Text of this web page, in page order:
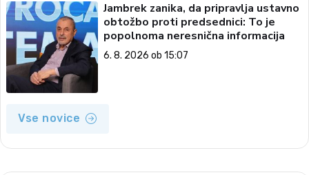
Jambrek zanika, da pripravlja ustavno
obtožbo proti predsednici: To je
popolnoma neresnična informacija
6. 8. 2026 ob 15:07
Vse novice